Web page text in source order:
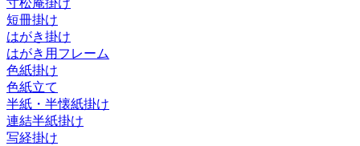
短冊掛け
はがき掛け
はがき用フレーム
色紙掛け
色紙立て
半紙・半懐紙掛け
連結半紙掛け
写経掛け